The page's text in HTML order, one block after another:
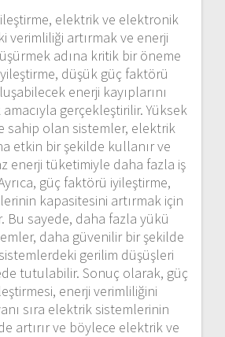
elektrik ve elektronik
verimliliği artırmak ve enerji
adına kritik bir öneme
düşük güç faktörü
enerji kayıplarını
gerçekleştirilir. Yüksek
sahip olan sistemler, elektrik
etkin bir şekilde kullanır ve
enerji tüketimiyle daha fazla iş
güç faktörü iyileştirme,
kapasitesini artırmak için
Bu sayede, daha fazla yükü
daha güvenilir bir şekilde
gerilim düşüşleri
tutulabilir. Sonuç olarak, güç
enerji verimliliğini
sıra elektrik sistemlerinin
artırır ve böylece elektrik ve